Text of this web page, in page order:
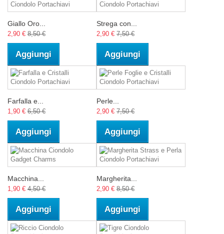
Giallo Oro...
2,90 € 8,50 €
Aggiungi
Strega con...
2,90 € 7,50 €
Aggiungi
Farfalla e...
1,90 € 6,50 €
Aggiungi
Perle...
2,90 € 7,50 €
Aggiungi
Macchina...
1,90 € 4,50 €
Aggiungi
Margherita...
2,90 € 8,50 €
Aggiungi